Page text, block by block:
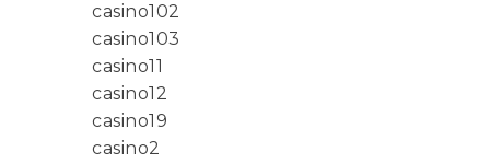
casino102
casino103
casino11
casino12
casino19
casino2